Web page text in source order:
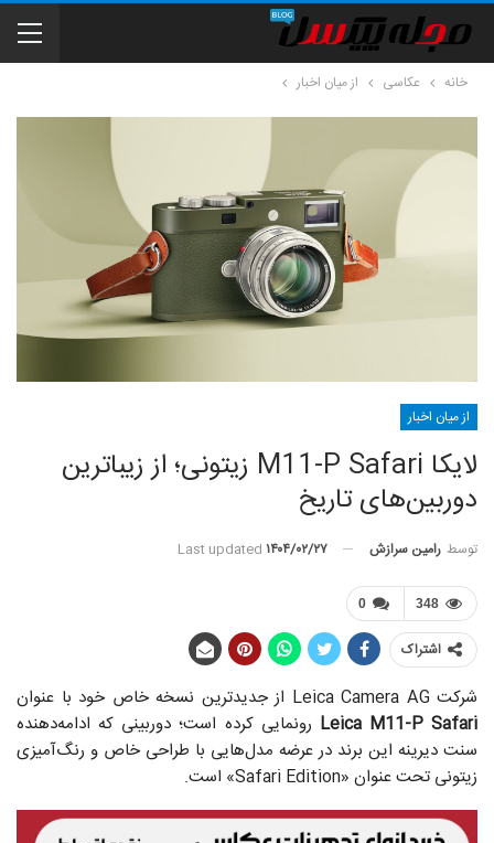
خانه عکاسی از میان اخبار
از میان اخبار
لایکا M11-P Safari زیتونی؛ از زیباترین
دوربین‌های تاریخ
توسط رامین سرازش Last updated ۱۴۰۴/۰۲/۲۷
0 348
اشتراک
شرکت Leica Camera AG از جدیدترین نسخه خاص خود با عنوان
Leica M11-P Safari رونمایی کرده است؛ دوربینی که ادامه‌دهنده‌
سنت دیرینه‌ این برند در عرضه‌ مدل‌هایی با طراحی خاص و رنگ‌آمیزی
زیتونی تحت عنوان «Safari Edition» است.